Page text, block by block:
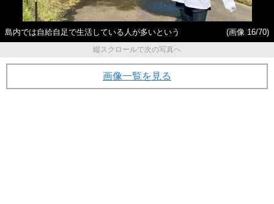
島内では自給自足で生活している人が多いという
(画像 16/70)
縦スクロールで次の写真へ
画像一覧を見る